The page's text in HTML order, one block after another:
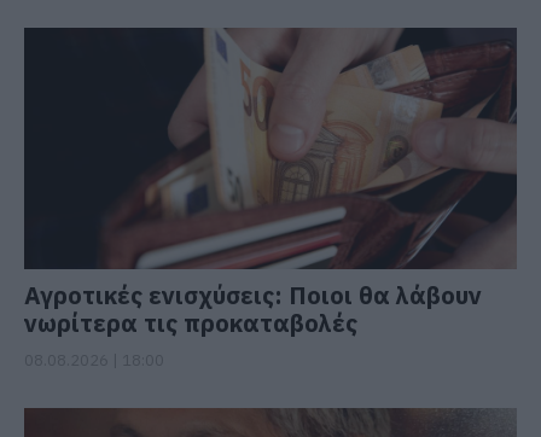
Αγροτικές ενισχύσεις: Ποιοι θα λάβουν
νωρίτερα τις προκαταβολές